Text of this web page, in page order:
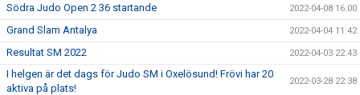
Södra Judo Open 2 36 startande 2022-04-08 16:00
Grand Slam Antalya 2022-04-04 11:42
Resultat SM 2022 2022-04-03 22:43
I helgen är det dags för Judo SM i Oxelösund! Frövi har 20
aktiva på plats!
2022-03-28 22:38